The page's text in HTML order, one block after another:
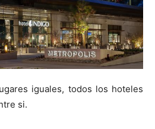
iguales, todos los hoteles
si.